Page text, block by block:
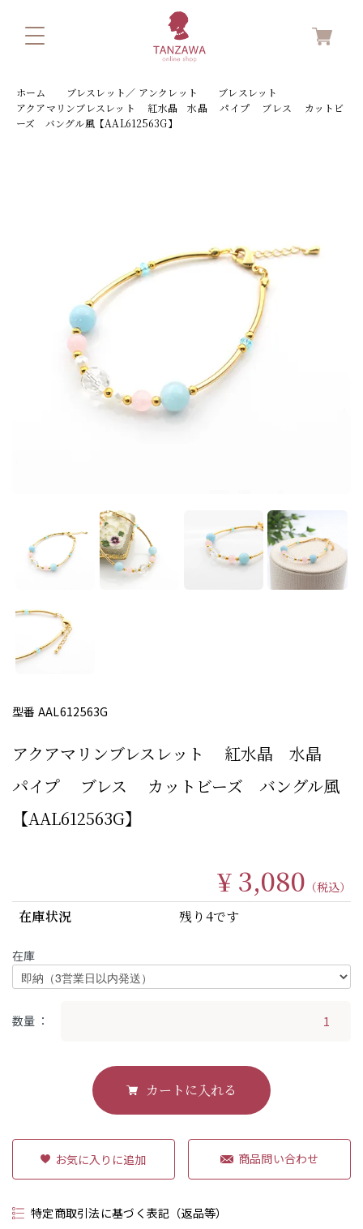
ホーム ブレスレット／ アンクレット
ブレスレット
アクアマリンブレスレット 紅水晶 水晶 パイプ ブレス カットビ
ーズ バングル風【AAL612563G】
型番 AAL612563G
アクアマリンブレスレット 紅水晶 水晶
パイプ ブレス カットビーズ バングル風
【AAL612563G】
¥ 3,080 （税込）
在庫状況 残り4です
在庫
数量
カートに入れる
商品問い合わせ
特定商取引法に基づく表記（返品等）